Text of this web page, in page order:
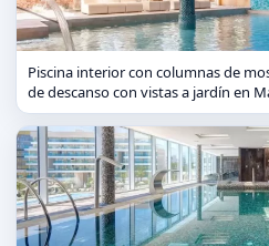
Piscina interior con columnas de
de descanso con vistas a jardín en